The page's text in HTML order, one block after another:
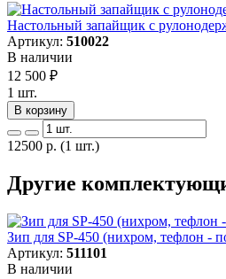
Настольный запайщик с
Артикул: 510022
В наличии
12 500 ₽
1 шт.
В корзину
12500 р. (1 шт.)
Другие
Зип для SP-450 (нихром, тефлон -
Артикул: 511101
В наличии